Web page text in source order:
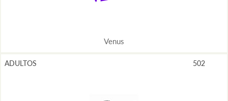
Venus
ADULTOS 502